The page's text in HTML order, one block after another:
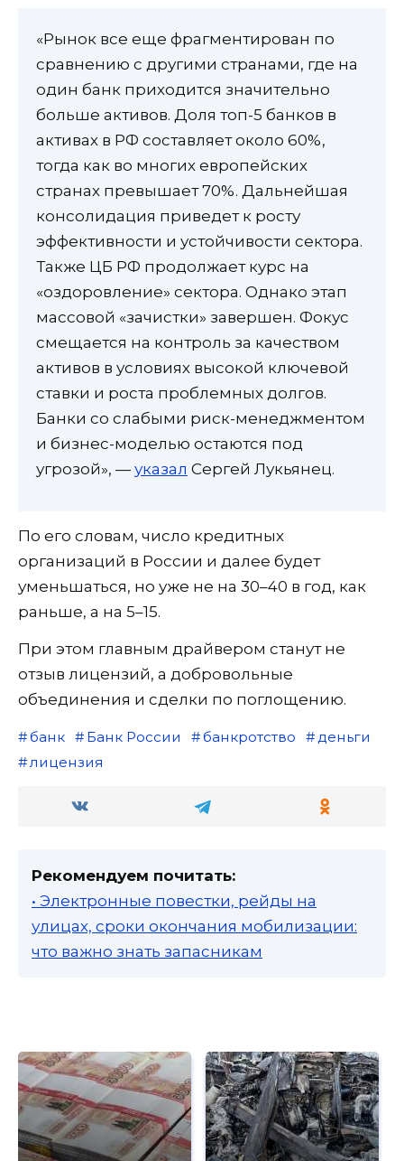
«Рынок все еще фрагментирован по
сравнению с другими странами, где на
один банк приходится значительно
больше активов. Доля топ-5 банков в
активах в РФ составляет около 60%,
тогда как во многих европейских
странах превышает 70%. Дальнейшая
консолидация приведет к росту
эффективности и устойчивости сектора.
Также ЦБ РФ продолжает курс на
«оздоровление» сектора. Однако этап
массовой «зачистки» завершен. Фокус
смещается на контроль за качеством
активов в условиях высокой ключевой
ставки и роста проблемных долгов.
Банки со слабыми риск-менеджментом
и бизнес-моделью остаются под
угрозой», — указал Сергей Лукьянец.
По его словам, число кредитных
организаций в России и далее будет
уменьшаться, но уже не на 30–40 в год, как
раньше, а на 5–15.
При этом главным драйвером станут не
отзыв лицензий, а добровольные
объединения и сделки по поглощению.
банк Банк России банкротство
деньги
лицензия
Рекомендуем почитать:
• Электронные повестки, рейды на
улицах, сроки окончания мобилизации:
что важно знать запасникам